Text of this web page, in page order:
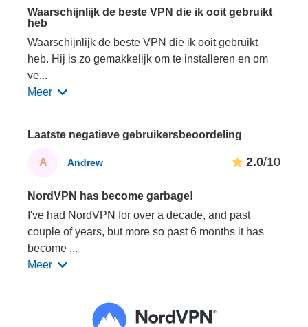
Waarschijnlijk de beste VPN die ik ooit gebruikt
heb
Waarschijnlijk de beste VPN die ik ooit gebruikt
heb. Hij is zo gemakkelijk om te installeren en om
ve...
Meer
Laatste negatieve gebruikersbeoordeling
A Andrew 2.0/10
NordVPN has become garbage!
I've had NordVPN for over a decade, and past
couple of years, but more so past 6 months it has
become ...
Meer